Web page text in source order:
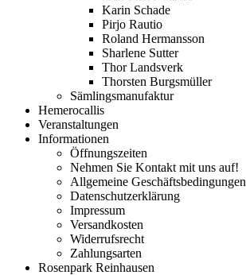
Karin Schade
Pirjo Rautio
Roland Hermansson
Sharlene Sutter
Thor Landsverk
Thorsten Burgsmüller
Sämlingsmanufaktur
Hemerocallis
Veranstaltungen
Informationen
Öffnungszeiten
Nehmen Sie Kontakt mit uns auf!
Allgemeine Geschäftsbedingungen
Datenschutzerklärung
Impressum
Versandkosten
Widerrufsrecht
Zahlungsarten
Rosenpark Reinhausen